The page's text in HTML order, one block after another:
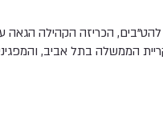
שהתקבל בכנסת ביולי 2018 ומפלה זוגות להט"בים,
הממשלה בתל אביב,